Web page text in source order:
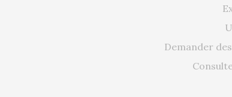
Demander